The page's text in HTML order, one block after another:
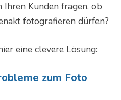
Kunden fragen, ob
fotografieren dürfen?
eine clevere Lösung:
zum Foto